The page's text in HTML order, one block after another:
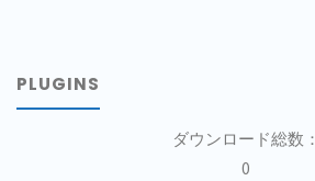
PLUGINS
ダウンロード総数：
0